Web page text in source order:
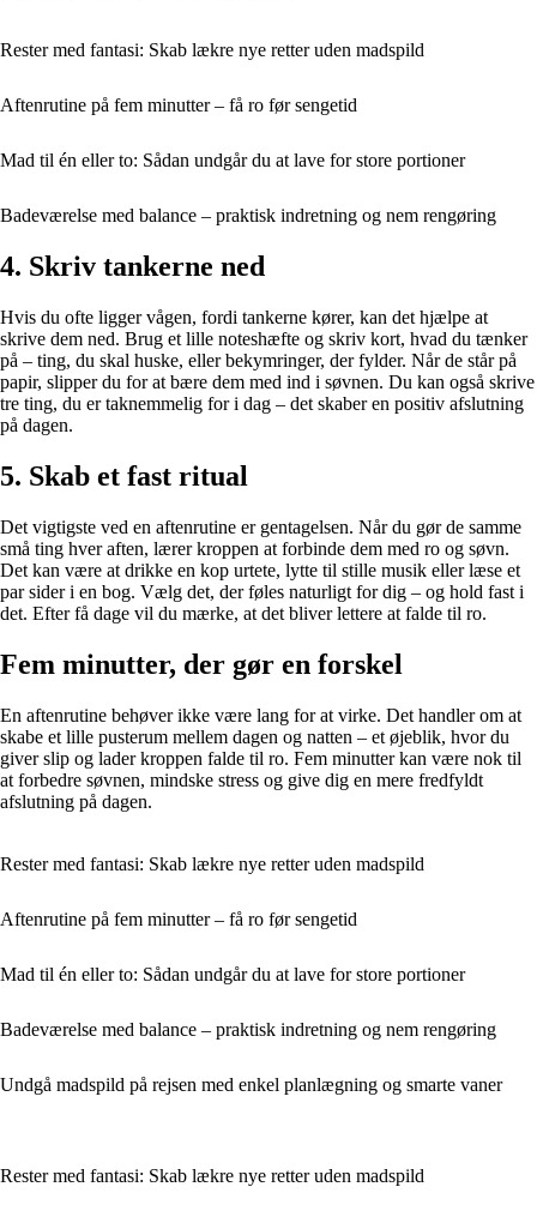
Rester med fantasi: Skab lækre nye retter uden madspild
Aftenrutine på fem minutter – få ro før sengetid
Mad til én eller to: Sådan undgår du at lave for store portioner
Badeværelse med balance – praktisk indretning og nem rengøring
4. Skriv tankerne ned
Hvis du ofte ligger vågen, fordi tankerne kører, kan det hjælpe at
skrive dem ned. Brug et lille noteshæfte og skriv kort, hvad du tænker
på – ting, du skal huske, eller bekymringer, der fylder. Når de står på
papir, slipper du for at bære dem med ind i søvnen. Du kan også skrive
tre ting, du er taknemmelig for i dag – det skaber en positiv afslutning
på dagen.
5. Skab et fast ritual
Det vigtigste ved en aftenrutine er gentagelsen. Når du gør de samme
små ting hver aften, lærer kroppen at forbinde dem med ro og søvn.
Det kan være at drikke en kop urtete, lytte til stille musik eller læse et
par sider i en bog. Vælg det, der føles naturligt for dig – og hold fast i
det. Efter få dage vil du mærke, at det bliver lettere at falde til ro.
Fem minutter, der gør en forskel
En aftenrutine behøver ikke være lang for at virke. Det handler om at
skabe et lille pusterum mellem dagen og natten – et øjeblik, hvor du
giver slip og lader kroppen falde til ro. Fem minutter kan være nok til
at forbedre søvnen, mindske stress og give dig en mere fredfyldt
afslutning på dagen.
Rester med fantasi: Skab lækre nye retter uden madspild
Aftenrutine på fem minutter – få ro før sengetid
Mad til én eller to: Sådan undgår du at lave for store portioner
Badeværelse med balance – praktisk indretning og nem rengøring
Undgå madspild på rejsen med enkel planlægning og smarte vaner
Rester med fantasi: Skab lækre nye retter uden madspild